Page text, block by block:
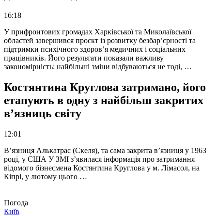
16:18
У прифронтових громадах Харківської та Миколаївської
областей завершився проєкт із розвитку безбар’єрності та
підтримки психічного здоров’я медичних і соціальних
працівників. Його результати показали важливу
закономірність: найбільші зміни відбуваються не тоді, …
Костянтина Круглова затримано, його
етапують в одну з найбільш закритих
в’язниць світу
12:01
В’язниця Алькатрас (Скеля), та сама закрита в’язниця у 1963
році, у США У ЗМІ з’явилася інформація про затримання
відомого бізнесмена Костянтина Круглова у м. Лімасол, на
Кіпрі, у лютому цього …
Погода
Київ